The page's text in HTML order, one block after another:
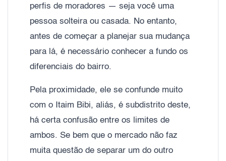
perfis de moradores — seja você uma
pessoa solteira ou casada. No entanto,
antes de começar a planejar sua mudança
para lá, é necessário conhecer a fundo os
diferenciais do bairro.
Pela proximidade, ele se confunde muito
com o Itaim Bibi, aliás, é subdistrito deste,
há certa confusão entre os limites de
ambos. Se bem que o mercado não faz
muita questão de separar um do outro